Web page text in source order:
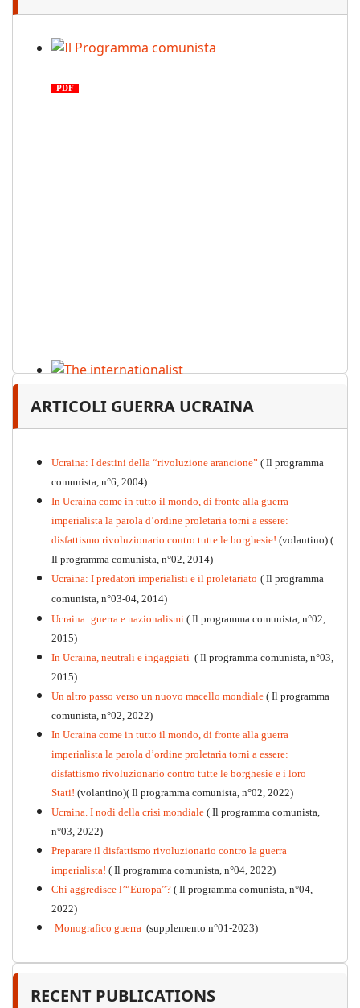
PDF
PDF n.12, 2026
Kommunistisches Programm
PDF n°10 - 2026
ARTICOLI GUERRA UCRAINA
Ucraina: I destini della “rivoluzione arancione” ( Il programma
comunista, n°6, 2004)
In Ucraina come in tutto il mondo, di fronte alla guerra
imperialista la parola d’ordine proletaria torni a essere:
disfattismo rivoluzionario contro tutte le borghesie! (volantino) (
Il programma comunista, n°02, 2014)
Ucraina: I predatori imperialisti e il proletariato ( Il programma
comunista, n°03-04, 2014)
Ucraina: guerra e nazionalismi ( Il programma comunista, n°02,
2015)
In Ucraina, neutrali e ingaggiati ( Il programma comunista, n°03,
2015)
Un altro passo verso un nuovo macello mondiale ( Il programma
comunista, n°02, 2022)
In Ucraina come in tutto il mondo, di fronte alla guerra
imperialista la parola d’ordine proletaria torni a essere:
disfattismo rivoluzionario contro tutte le borghesie e i loro
Stati! (volantino)( Il programma comunista, n°02, 2022)
Ucraina. I nodi della crisi mondiale ( Il programma comunista,
n°03, 2022)
Preparare il disfattismo rivoluzionario contro la guerra
imperialista! ( Il programma comunista, n°04, 2022)
Chi aggredisce l’“Europa”? ( Il programma comunista, n°04,
2022)
Monografico guerra (supplemento n°01-2023)
RECENT PUBLICATIONS